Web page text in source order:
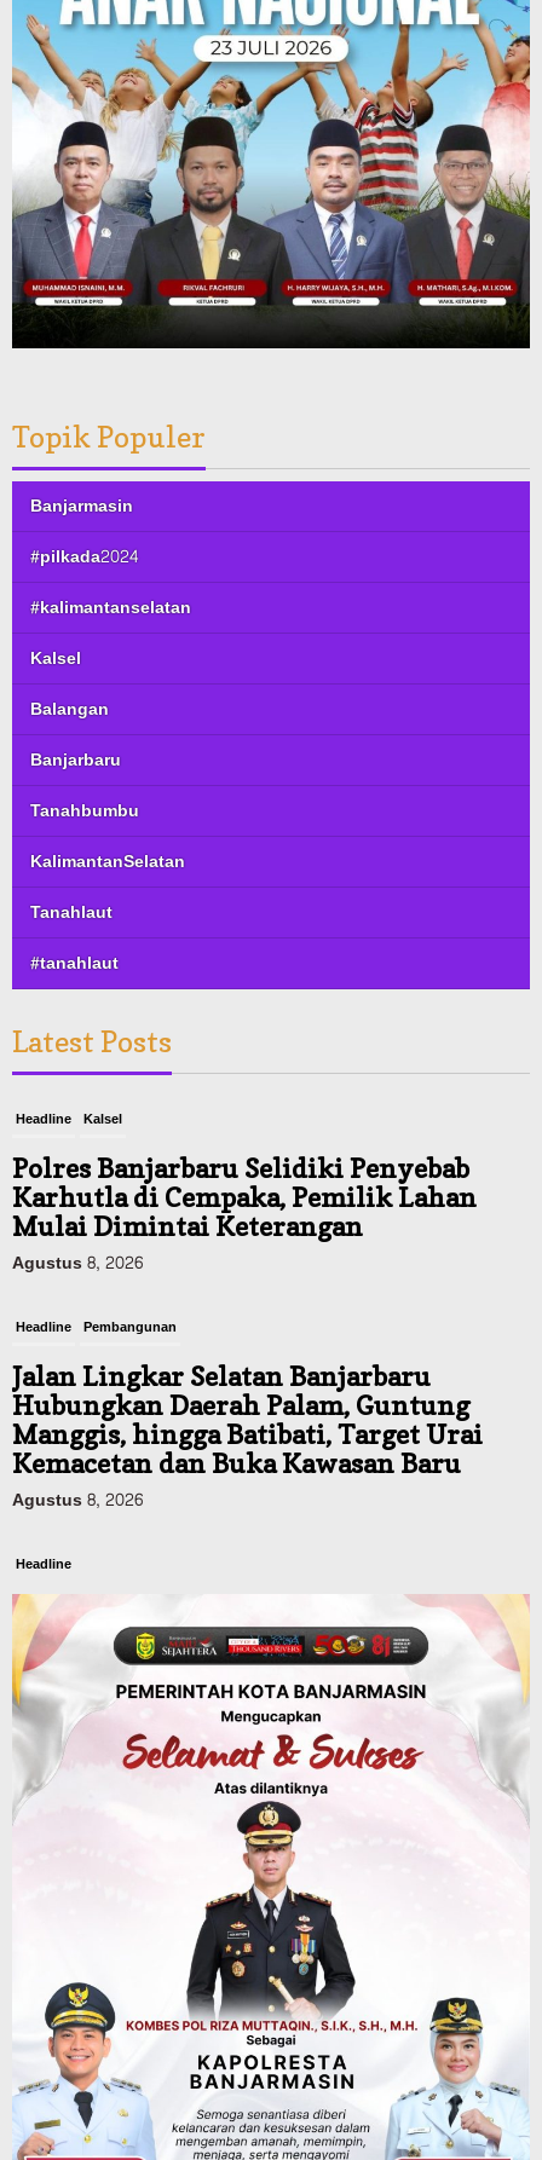
Topik Populer
Banjarmasin
#pilkada2024
#kalimantanselatan
Kalsel
Balangan
Banjarbaru
Tanahbumbu
KalimantanSelatan
Tanahlaut
#tanahlaut
Latest Posts
Headline Kalsel
Polres Banjarbaru Selidiki Penyebab
Karhutla di Cempaka, Pemilik Lahan
Mulai Dimintai Keterangan
Agustus 8, 2026
Headline Pembangunan
Jalan Lingkar Selatan Banjarbaru
Hubungkan Daerah Palam, Guntung
Manggis, hingga Batibati, Target Urai
Kemacetan dan Buka Kawasan Baru
Agustus 8, 2026
Headline
Panaskan Kembali Arena Panjat Tebing,
FPTI Banjarmasin Siapkan Sirkuit se-
Kalsel
Agustus 8, 2026
Sosial & Keagamaan
Hari Pramuka ke-65, Kwarcab
Banjarmasin Ziarah ke Makam Pangeran
Antasari dan Gelar Ulang Janji
Advertorial Dinas Kehutanan Kalsel
Api Sempat Berkobar, Karhutla di
Tahura Sultan Adam Berhasil
Dikendalikan
Agustus 8, 2026